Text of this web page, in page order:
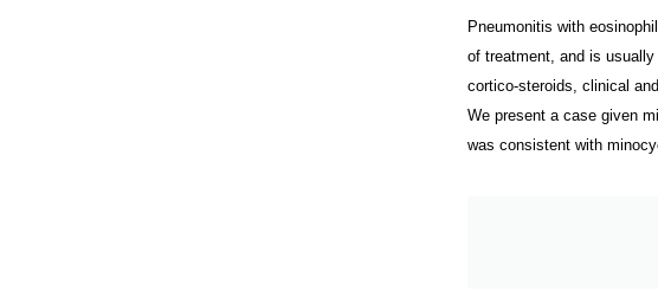
Pneumonitis with
of treatment, and is
cortico-steroids, clinical
We present a case given
was consistent with